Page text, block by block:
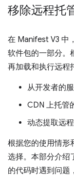
移除远程托
在 Manifest V3 中
软件包的一部分。
再加载和执行远程
从开发者的
CDN 上托管
动态提取远
根据您的使用情形
选择。本部分介绍
的代码时遇到问题